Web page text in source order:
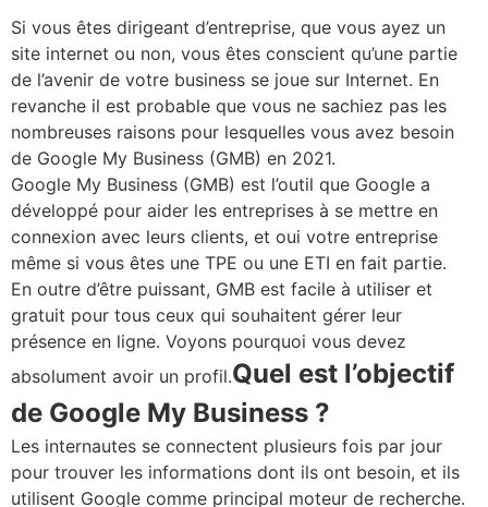
Si vous êtes dirigeant d’entreprise, que vous ayez un
site internet ou non, vous êtes conscient qu’une partie
de l’avenir de votre business se joue sur Internet. En
revanche il est probable que vous ne sachiez pas les
nombreuses raisons pour lesquelles vous avez besoin
de Google My Business (GMB) en 2021.
Google My Business (GMB) est l’outil que Google a
développé pour aider les entreprises à se mettre en
connexion avec leurs clients, et oui votre entreprise
même si vous êtes une TPE ou une ETI en fait partie.
En outre d’être puissant, GMB est facile à utiliser et
gratuit pour tous ceux qui souhaitent gérer leur
présence en ligne. Voyons pourquoi vous devez
absolument avoir un profil.Quel est l’objectif
de Google My Business ?
Les internautes se connectent plusieurs fois par jour
pour trouver les informations dont ils ont besoin, et ils
utilisent Google comme principal moteur de recherche.